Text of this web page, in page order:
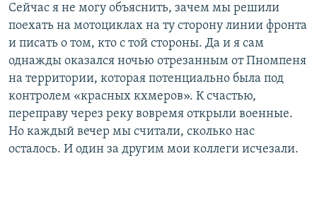
Сейчас я не могу объяснить, зачем мы решили
поехать на мотоциклах на ту сторону линии фронта
и писать о том, кто с той стороны. Да и я сам
однажды оказался ночью отрезанным от Пномпеня
на территории, которая потенциально была под
контролем «красных кхмеров». К счастью,
переправу через реку вовремя открыли военные.
Но каждый вечер мы считали, сколько нас
осталось. И один за другим мои коллеги исчезали.